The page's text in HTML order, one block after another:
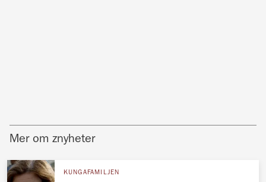
Mer om znyheter
KUNGAFAMILJEN